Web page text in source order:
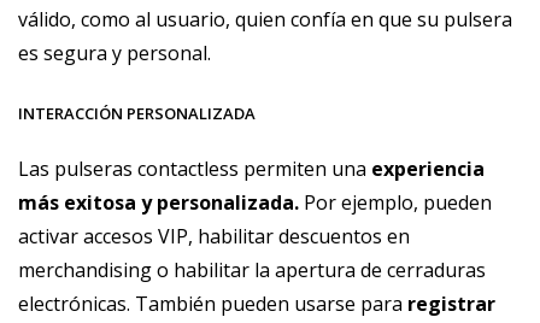
válido, como al usuario, quien confía en que su pulsera
es segura y personal.
INTERACCIÓN PERSONALIZADA
Las pulseras contactless permiten una experiencia
más exitosa ypersonalizada. Por ejemplo, pueden
activar accesos VIP, habilitar descuentos en
merchandising o habilitar la apertura de cerraduras
electrónicas. También pueden usarse para registrar